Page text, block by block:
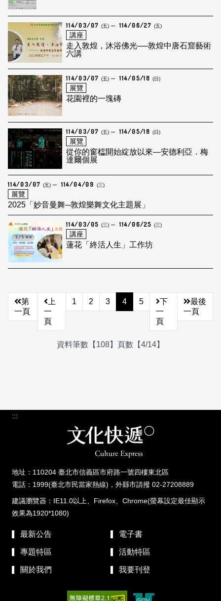
114/03/07 (五) 114/06/27 (五)
講座
走入敦煌，沐浴佛光──敦煌中唐石窟藝術
六講
114/03/07 (五) 114/05/18 (日)
展覽
花園裡的一塊磚
114/03/07 (五) 114/05/18 (日)
展覽
從你的窗櫺開始綻放以來—安德利亞．梅
達爾個展
114/03/07 (五) 114/04/09 (三)
展覽
2025「妙音曼舞─敦煌樂舞文化主題展」
114/03/05 (三) 114/06/25 (三)
講座
蓮花「終活人生」工作坊
第
一頁
上
一
頁
1 2 3 4 5
下
一
頁
最後
一頁
資料筆數【108】頁數【4/14】
:::
地址：110204 臺北市信義區市府路一號四樓東北區
電話：1999(臺北市民當家熱線)，外縣市請撥 02-27208889
建議瀏覽器：IE11.0以上、Firefox、Chrome(螢幕設定最佳顯示
效果為1920*1080)
最新公告 電子書
專題特區 活動特區
關於我們 我要刊登